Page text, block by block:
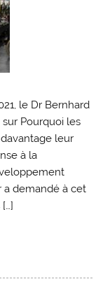
le Dr Bernhard
Pourquoi les
leur
à la
a demandé à cet